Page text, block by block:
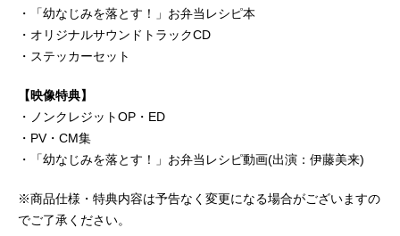
・「幼なじみを落とす！」お弁当レシピ本
・オリジナルサウンドトラックCD
・ステッカーセット
【映像特典】
・ノンクレジットOP・ED
・PV・CM集
・「幼なじみを落とす！」お弁当レシピ動画(出演：伊藤美来)
※商品仕様・特典内容は予告なく変更になる場合がございますの
でご了承ください。